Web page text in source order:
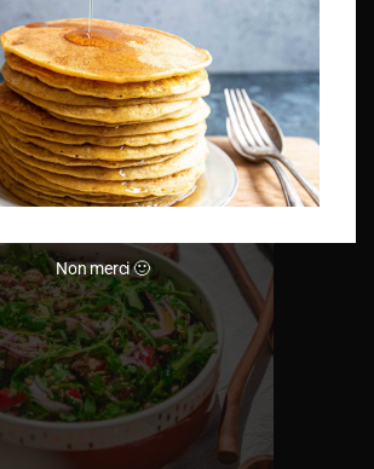
Non merci 🙂